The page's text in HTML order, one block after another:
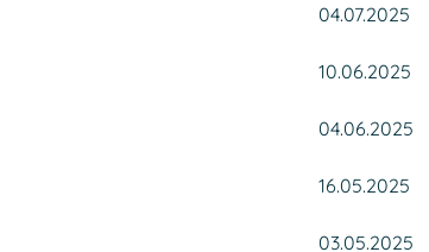
04.07.2025
10.06.2025
04.06.2025
16.05.2025
03.05.2025